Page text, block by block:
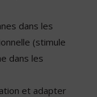
dans les
(stimule
dans les
et adapter